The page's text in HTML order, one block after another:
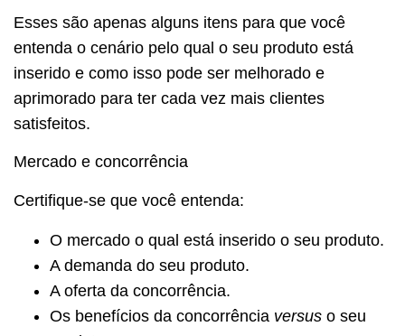
Esses são apenas alguns itens para que você
entenda o cenário pelo qual o seu produto está
inserido e como isso pode ser melhorado e
aprimorado para ter cada vez mais clientes
satisfeitos.
Mercado e concorrência
Certifique-se que você entenda:
O mercado o qual está inserido o seu produto.
A demanda do seu produto.
A oferta da concorrência.
Os benefícios da concorrência versus o seu